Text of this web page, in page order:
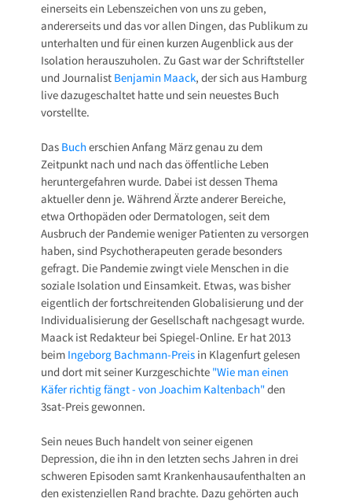
einerseits ein Lebenszeichen von uns zu geben,
andererseits und das vor allen Dingen, das Publikum zu
unterhalten und für einen kurzen Augenblick aus der
Isolation herauszuholen. Zu Gast war der Schriftsteller
und Journalist Benjamin Maack, der sich aus Hamburg
live dazugeschaltet hatte und sein neuestes Buch
vorstellte.
Das Buch erschien Anfang März genau zu dem
Zeitpunkt nach und nach das öffentliche Leben
heruntergefahren wurde. Dabei ist dessen Thema
aktueller denn je. Während Ärzte anderer Bereiche,
etwa Orthopäden oder Dermatologen, seit dem
Ausbruch der Pandemie weniger Patienten zu versorgen
haben, sind Psychotherapeuten gerade besonders
gefragt. Die Pandemie zwingt viele Menschen in die
soziale Isolation und Einsamkeit. Etwas, was bisher
eigentlich der fortschreitenden Globalisierung und der
Individualisierung der Gesellschaft nachgesagt wurde.
Maack ist Redakteur bei Spiegel-Online. Er hat 2013
beim Ingeborg Bachmann-Preis in Klagenfurt gelesen
und dort mit seiner Kurzgeschichte "Wie man einen
Käfer richtig fängt - von Joachim Kaltenbach"den
3sat-Preis gewonnen.
Sein neues Buch handelt von seiner eigenen
Depression, die ihn in den letzten sechs Jahren in drei
schweren Episoden samt Krankenhausaufenthalten an
den existenziellen Rand brachte. Dazu gehörten auch